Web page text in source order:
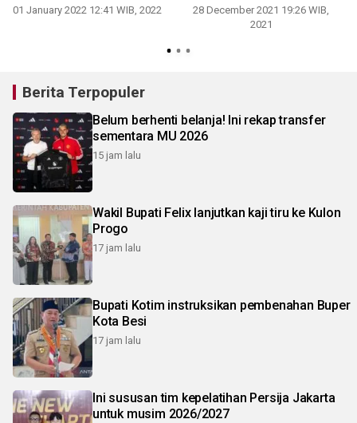
01 January 2022 12:41 WIB, 2022
28 December 2021 19:26 WIB,
2021
Berita Terpopuler
Belum berhenti belanja! Ini rekap transfer
sementara MU 2026
15 jam lalu
Wakil Bupati Felix lanjutkan kaji tiru ke Kulon
Progo
17 jam lalu
Bupati Kotim instruksikan pembenahan Buper
Kota Besi
17 jam lalu
Ini sususan tim kepelatihan Persija Jakarta
untuk musim 2026/2027